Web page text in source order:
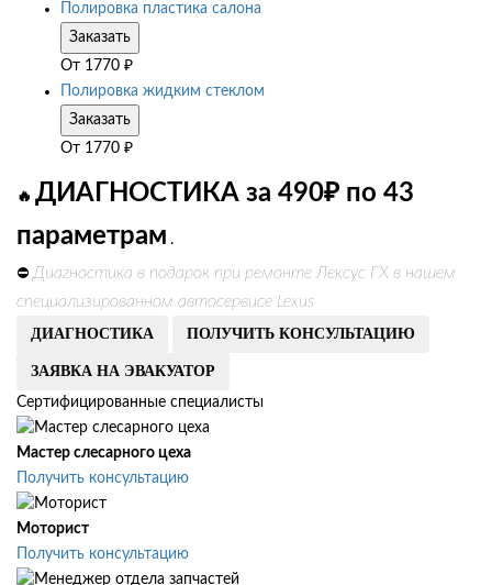
Полировка пластика салона
Заказать
От 1770 ₽
Полировка жидким стеклом
Заказать
От 1770 ₽
🔥 ДИАГНОСТИКА за 490₽ по 43
параметрам .
⛔ Диагностика в подарок при ремонте Лексус ГХ в нашем
специализированном автосервисе Lexus
ДИАГНОСТИКА ПОЛУЧИТЬ КОНСУЛЬТАЦИЮ
ЗАЯВКА НА ЭВАКУАТОР
Сертифицированные специалисты
Мастер слесарного цеха
Получить консультацию
Моторист
Получить консультацию